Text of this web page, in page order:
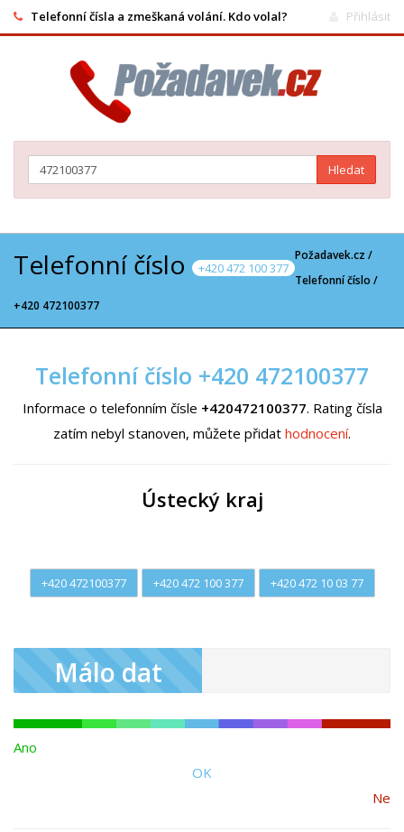
Telefonní čísla a zmeškaná volání. Kdo volal? Přihlásit
Hledat
Telefonní číslo +420 472 100 377
Požadavek.cz /
Telefonní číslo /
+420 472100377
Telefonní číslo +420 472100377
Informace o telefonním čísle +420472100377. Rating čísla
zatím nebyl stanoven, můžete přidat hodnocení.
Ústecký kraj
+420 472100377 +420 472 100 377 +420 472 10 03 77
Málo dat
Ano
OK
Ne